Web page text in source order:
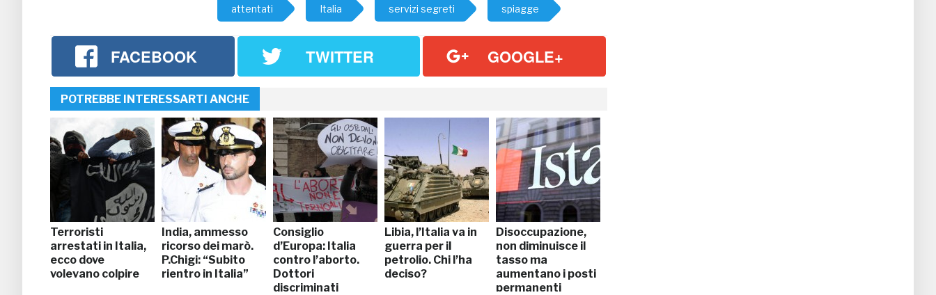
attentati Italia servizi segreti spiagge
FACEBOOK TWITTER GOOGLE+
POTREBBE INTERESSARTI ANCHE
Terroristi
arrestati in Italia,
ecco dove
volevano colpire
India, ammesso
ricorso dei marò.
P.Chigi: “Subito
rientro in Italia”
Consiglio
d’Europa: Italia
contro l’aborto.
Dottori
discriminati
Libia, l’Italia va in
guerra per il
petrolio. Chi l’ha
deciso?
Disoccupazione,
non diminuisce il
tasso ma
aumentano i posti
permanenti